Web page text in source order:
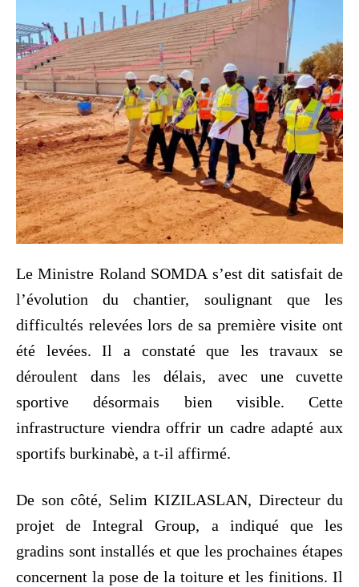
Le Ministre Roland SOMDA s’est dit satisfait de
l’évolution du chantier, soulignant que les
difficultés relevées lors de sa première visite ont
été levées. Il a constaté que les travaux se
déroulent dans les délais, avec une cuvette
sportive désormais bien visible. Cette
infrastructure viendra offrir un cadre adapté aux
sportifs burkinabè, a t-il affirmé.
De son côté, Selim KIZILASLAN, Directeur du
projet de Integral Group, a indiqué que les
gradins sont installés et que les prochaines étapes
concernent la pose de la toiture et les finitions. Il